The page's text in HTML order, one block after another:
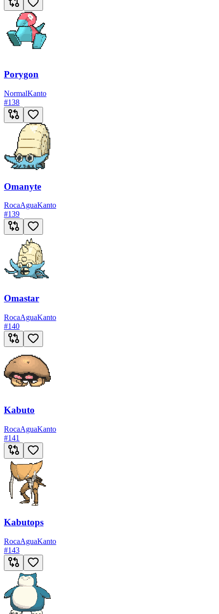
Porygon
NormalKanto
#138
Omanyte
RocaAguaKanto
#139
Omastar
RocaAguaKanto
#140
Kabuto
RocaAguaKanto
#141
Kabutops
RocaAguaKanto
#143